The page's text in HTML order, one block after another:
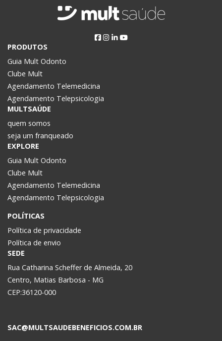
PRODUTOS
Guia Mult Odonto
Clube Mult
Agendamento Telemedicina
Agendamento Telepsicologia
MULTSAÚDE
quem somos
seja um franqueado
EXPLORE
Guia Mult Odonto
Clube Mult
Agendamento Telemedicina
Agendamento Telepsicologia
POLÍTICAS
Política de privacidade
Política de envio
SEDE
Rua Catharina Scheffer de Almeida, 20
Centro, Matias Barbosa - MG
CEP:36120-000
SAC@MULTSAUDEBENEFICIOS.COM.BR